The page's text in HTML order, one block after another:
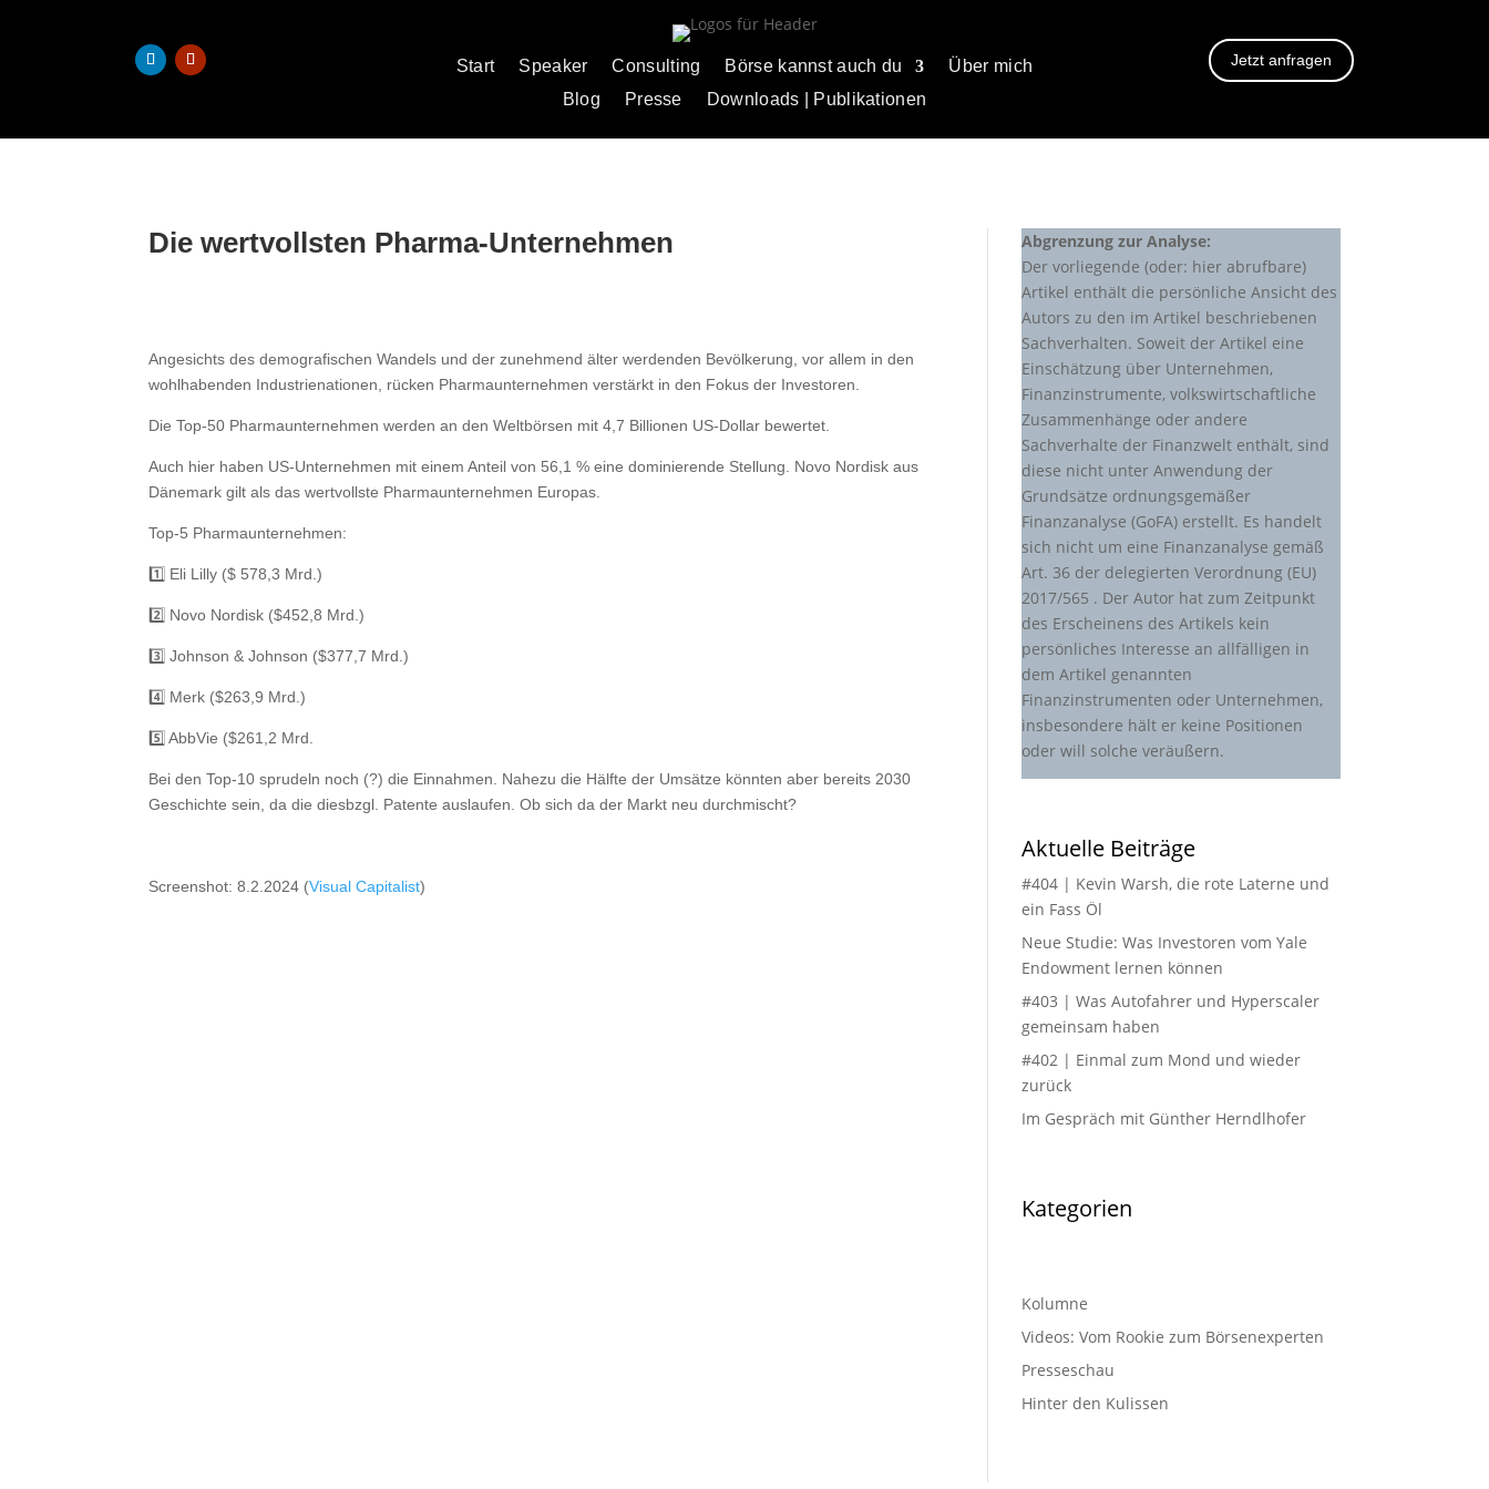
Start Speaker Consulting Börse kannst auch du
Über mich
Blog
Presse Downloads | Publikationen
Jetzt anfragen
Die wertvollsten Pharma-Unternehmen
Angesichts des demografischen Wandels und der zunehmend älter werdenden Bevölkerung, vor allem in den
wohlhabenden Industrienationen, rücken Pharmaunternehmen verstärkt in den Fokus der Investoren.
Die Top-50 Pharmaunternehmen werden an den Weltbörsen mit 4,7 Billionen US-Dollar bewertet.
Auch hier haben US-Unternehmen mit einem Anteil von 56,1 % eine dominierende Stellung. Novo Nordisk aus
Dänemark gilt als das wertvollste Pharmaunternehmen Europas.
Top-5 Pharmaunternehmen:
1️⃣ Eli Lilly ($ 578,3 Mrd.)
2️⃣ Novo Nordisk ($452,8 Mrd.)
3️⃣ Johnson & Johnson ($377,7 Mrd.)
4️⃣ Merk ($263,9 Mrd.)
5️⃣ AbbVie ($261,2 Mrd.
Bei den Top-10 sprudeln noch (?) die Einnahmen. Nahezu die Hälfte der Umsätze könnten aber bereits 2030
Geschichte sein, da die diesbzgl. Patente auslaufen. Ob sich da der Markt neu durchmischt?
Screenshot: 8.2.2024 (Visual Capitalist)
Abgrenzung zur Analyse:
Der vorliegende (oder: hier abrufbare)
Artikel enthält die persönliche Ansicht des
Autors zu den im Artikel beschriebenen
Sachverhalten. Soweit der Artikel eine
Einschätzung über Unternehmen,
Finanzinstrumente, volkswirtschaftliche
Zusammenhänge oder andere
Sachverhalte der Finanzwelt enthält, sind
diese nicht unter Anwendung der
Grundsätze ordnungsgemäßer
Finanzanalyse (GoFA) erstellt. Es handelt
sich nicht um eine Finanzanalyse gemäß
Art. 36 der delegierten Verordnung (EU)
2017/565 . Der Autor hat zum Zeitpunkt
des Erscheinens des Artikels kein
persönliches Interesse an allfälligen in
dem Artikel genannten
Finanzinstrumenten oder Unternehmen,
insbesondere hält er keine Positionen
oder will solche veräußern.
Aktuelle Beiträge
#404 | Kevin Warsh, die rote Laterne und
ein Fass Öl
Neue Studie: Was Investoren vom Yale
Endowment lernen können
#403 | Was Autofahrer und Hyperscaler
gemeinsam haben
#402 | Einmal zum Mond und wieder
zurück
Im Gespräch mit Günther Herndlhofer
Kategorien
Kolumne
Videos: Vom Rookie zum Börsenexperten
Presseschau
Hinter den Kulissen